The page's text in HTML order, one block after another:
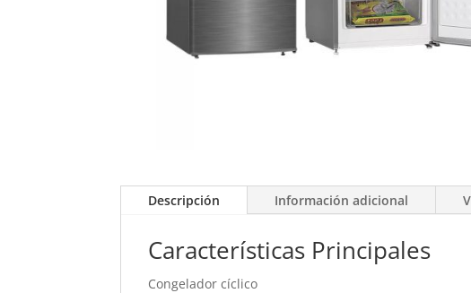
Descripción Información adicional
Características Principales
Congelador cíclico